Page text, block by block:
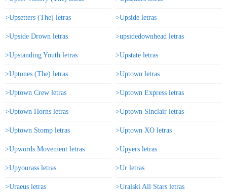
>Upsetters (The) letras >Upside letras
>Upside Drown letras >upsidedownhead letras
>Upstanding Youth letras >Upstate letras
>Uptones (The) letras >Uptown letras
>Uptown Crew letras >Uptown Express letras
>Uptown Horns letras >Uptown Sinclair letras
>Uptown Stomp letras >Uptown XO letras
>Upwords Movement letras >Upyers letras
>Upyourass letras >Ur letras
>Uraeus letras >Uralski All Stars letras